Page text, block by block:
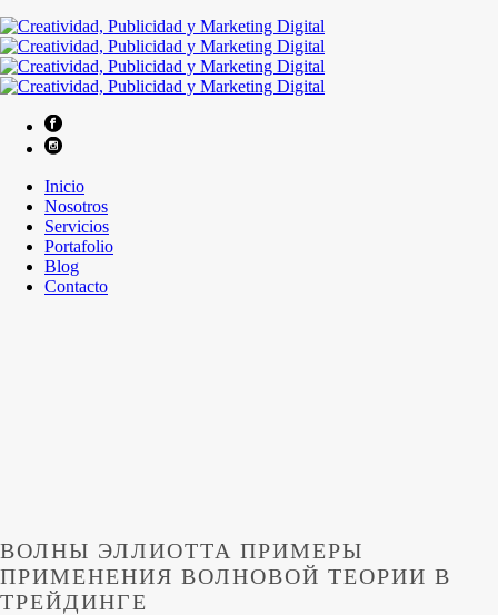
Inicio
Nosotros
Servicios
Portafolio
Blog
Contacto
ВОЛНЫ ЭЛЛИОТТА ПРИМЕРЫ
ПРИМЕНЕНИЯ ВОЛНОВОЙ ТЕОРИИ В
ТРЕЙДИНГЕ